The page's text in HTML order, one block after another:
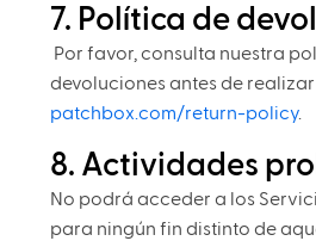
7. Política de
Por favor, consulta nuestra
devoluciones antes de
patchbox.com/return-policy.
8. Actividades
No podrá acceder a los
para ningún fin distinto de